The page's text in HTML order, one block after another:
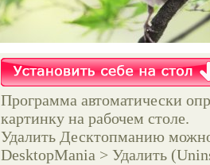
Программа автоматически
картинку на рабочем столе.
Удалить Десктопманию
DesktopMania > Удалить